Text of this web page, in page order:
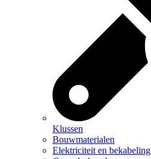
Klussen
Bouwmaterialen
Elektriciteit en bekabeling